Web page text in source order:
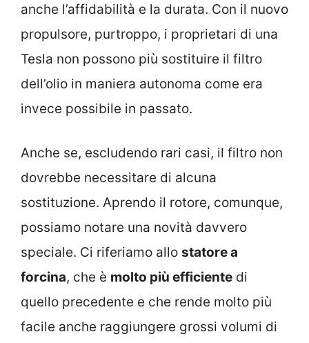
anche l’affidabilità e la durata. Con il nuovo
propulsore, purtroppo, i proprietari di una
Tesla non possono più sostituire il filtro
dell’olio in maniera autonoma come era
invece possibile in passato.
Anche se, escludendo rari casi, il filtro non
dovrebbe necessitare di alcuna
sostituzione. Aprendo il rotore, comunque,
possiamo notare una novità davvero
speciale. Ci riferiamo allo statore a
forcina, che è molto più efficiente di
quello precedente e che rende molto più
facile anche raggiungere grossi volumi di